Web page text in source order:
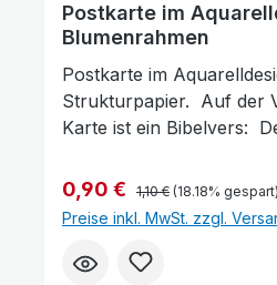
Postkarte im
Blumenrahmen
Postkarte im
Strukturpapier. Auf der
Karte ist ein Bibelvers:
eingeborenen Sohn gab,
ihn glaubt, nicht verloren
ewiges Leben habe.
schenkt dir ewiges
Verkaufspreis:
0,90 € Regulärer Preis:
1,10 € (18.18% gespart)
Preise inkl. MwSt. zzgl.